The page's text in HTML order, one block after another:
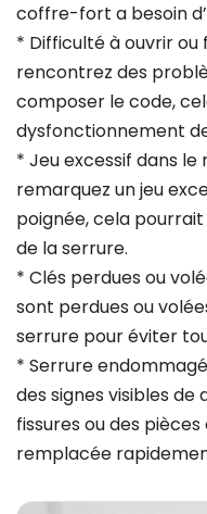
coffre-fort a besoin
* Difficulté à ouvrir ou
rencontrez des
composer le code,
dysfonctionnement
* Jeu excessif dans le
remarquez un jeu
poignée, cela
de la serrure.
* Clés perdues ou
sont perdues ou
serrure pour éviter
* Serrure
des signes visibles de
fissures ou des
remplacée